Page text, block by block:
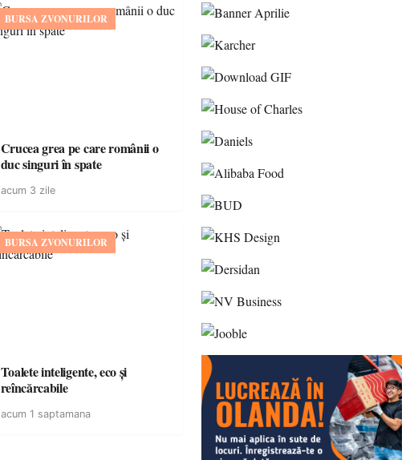
BURSA ZVONURILOR
Crucea grea pe care românii o
duc singuri în spate
acum 3 zile
BURSA ZVONURILOR
Toalete inteligente, eco și
reîncărcabile
acum 1 saptamana